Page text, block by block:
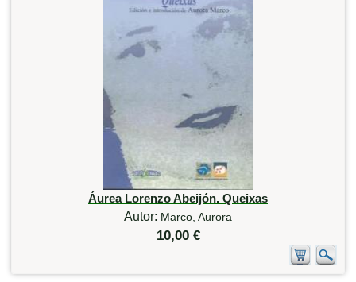
Áurea Lorenzo Abeijón. Queixas
Autor: Marco, Aurora
10,00 €